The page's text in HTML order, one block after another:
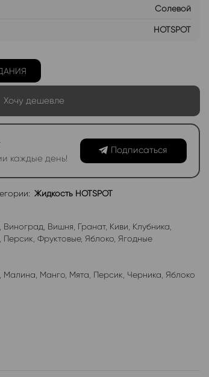
Солевой
HOTSPOT
Хочу дешевле
каждые день!
Подписаться
Жидкость HOTSPOT
Виноград Вишня Гранат, Киви Клубника
Персик Фруктовые, Яблоко, Ягодные
Малина Манго, Мята Персик Черника Яблоко